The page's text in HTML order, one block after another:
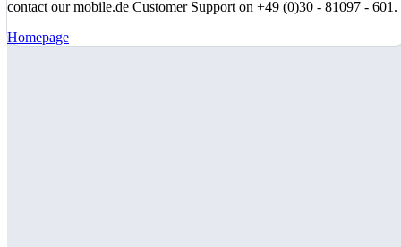
contact our mobile.de Customer Support on +49 (0)30 - 81097 - 601.
Homepage